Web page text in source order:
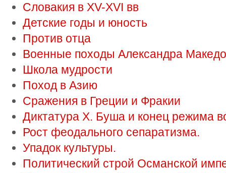
Словакия в XV-XVI вв
Детские годы и юность
Против отца
Военные походы Александра
Школа мудрости
Поход в Азию
Сражения в Греции и Фракии
Диктатура Х. Буша и конец режима
Рост феодального сепаратизма.
Упадок культуры.
Политический строй Османской